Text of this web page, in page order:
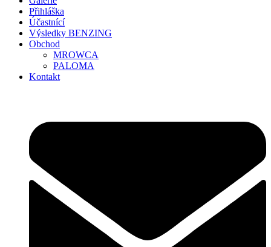
Přihláška
Účastnící
Výsledky BENZING
Obchod
MROWCA
PALOMA
Kontakt